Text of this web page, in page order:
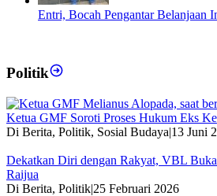
Entri, Bocah Pengantar Belanjaan
Politik
Ketua GMF Soroti Proses Hukum Eks
Di Berita, Politik, Sosial Budaya|13 Juni
Dekatkan Diri dengan Rakyat, VBL
Raijua
Di Berita, Politik|25 Februari 2026